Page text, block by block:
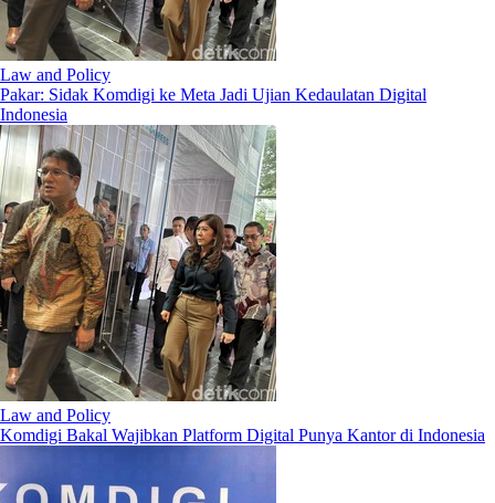
Law and Policy
Pakar: Sidak Komdigi ke Meta Jadi Ujian Kedaulatan Digital
Indonesia
Law and Policy
Komdigi Bakal Wajibkan Platform Digital Punya Kantor di Indonesia